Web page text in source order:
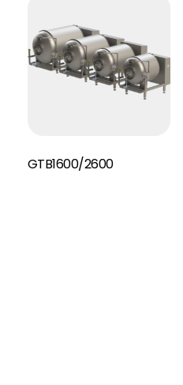
GTB1600/2600